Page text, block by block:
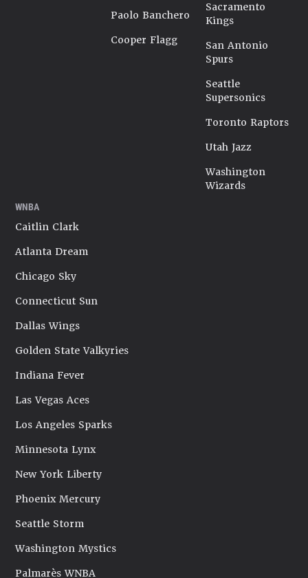
Paolo Banchero
Cooper Flagg
Sacramento
Kings
San Antonio
Spurs
Seattle
Supersonics
Toronto Raptors
Utah Jazz
Washington
Wizards
WNBA
Caitlin Clark
Atlanta Dream
Chicago Sky
Connecticut Sun
Dallas Wings
Golden State Valkyries
Indiana Fever
Las Vegas Aces
Los Angeles Sparks
Minnesota Lynx
New York Liberty
Phoenix Mercury
Seattle Storm
Washington Mystics
Palmarès WNBA